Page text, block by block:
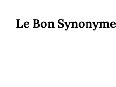
Le Bon Synonyme